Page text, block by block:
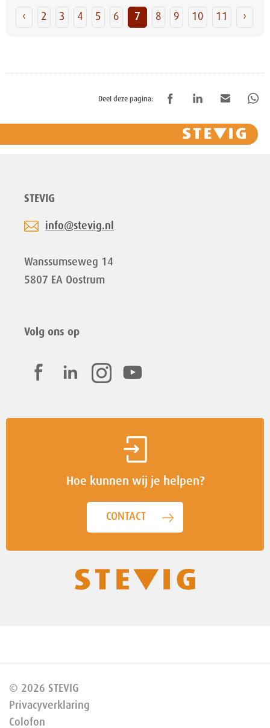
‹ 2 3 4 5 6 7 8 9 10 11 ›
Deel deze pagina:
STEVIG
info@stevig.nl
Wanssumseweg 14
5807 EA Oostrum
Volg ons op
Hoe kunnen wij je helpen?
CONTACT
© 2026 STEVIG
Privacyverklaring
Colofon